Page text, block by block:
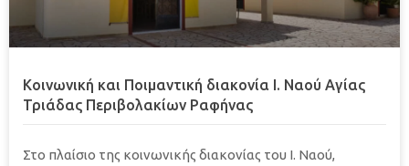
Κοινωνική και Ποιμαντική διακονία Ι. Ναού Αγίας
Τριάδας Περιβολακίων Ραφήνας
Στo πλαίσιo της κοινωνικής διακονίας του Ι. Ναού,